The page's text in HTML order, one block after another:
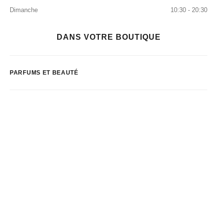
Dimanche
10:30 - 20:30
DANS VOTRE BOUTIQUE
PARFUMS ET BEAUTÉ